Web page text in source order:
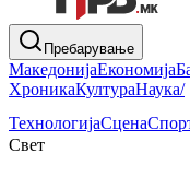
Пребарување
МакедонијаЕкономија
ХроникаКултураНаука/
ТехнологијаСцена
Свет